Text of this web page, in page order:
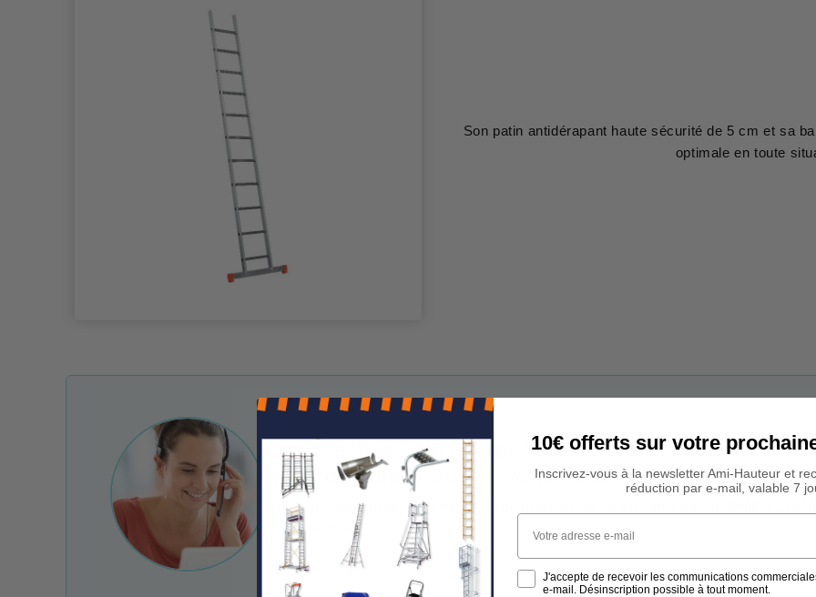
Son patin antidérapant haute sécurité de 5 cm et sa
optimale en toute
Une question ? Un conseil ?
Nos conseillers sont à votre écoute !
Notre service client est à votre disposition du lundi au vendredi de 9h00 à 17h00
e-mail et chat.
10€ offerts sur votre
Inscrivez-vous à la newsletter Ami-Hauteur et
réduction par e-mail, valable 7
Votre adresse e-mail
J'accepte de recevoir les communications
e-mail. Désinscription possible à tout moment.